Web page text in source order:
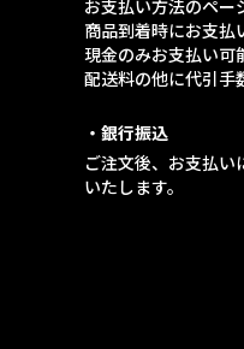
お支払い方法のペー
商品到着時にお支払
現金のみお支払い可
配送料の他に代引手
・銀行振込
ご注文後、お支払い
いたします。